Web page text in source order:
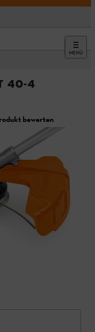
MENÜ
40-4
bewerten